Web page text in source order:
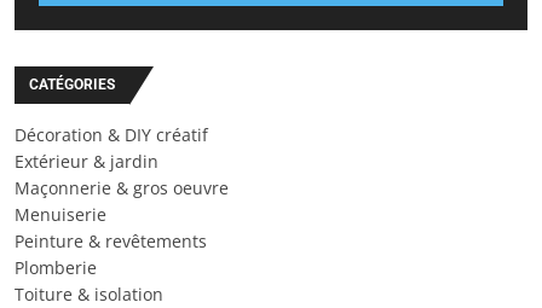
CATÉGORIES
Décoration & DIY créatif
Extérieur & jardin
Maçonnerie & gros oeuvre
Menuiserie
Peinture & revêtements
Plomberie
Toiture & isolation